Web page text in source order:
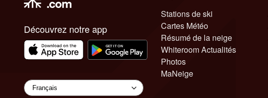
Découvrez notre app
Stations de ski
Cartes Météo
Résumé de la neige
Whiteroom Actualités
Photos
MaNeige